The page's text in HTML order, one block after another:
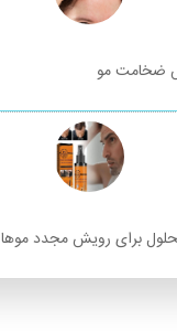
ضخامت مو
برای رویش مجدد موها